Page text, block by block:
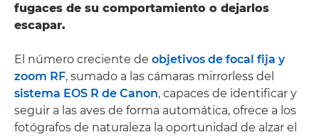
fugaces de su comportamiento o dejarlos
escapar.
El número creciente de objetivos de focal fija y
zoom RF, sumado a las cámaras mirrorless del
sistema EOS R de Canon, capaces de identificar y
seguir a las aves de forma automática, ofrece a los
fotógrafos de naturaleza la oportunidad de alzar el